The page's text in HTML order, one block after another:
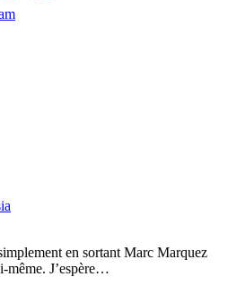
en sortant Marc Marquez
même. J’espère…